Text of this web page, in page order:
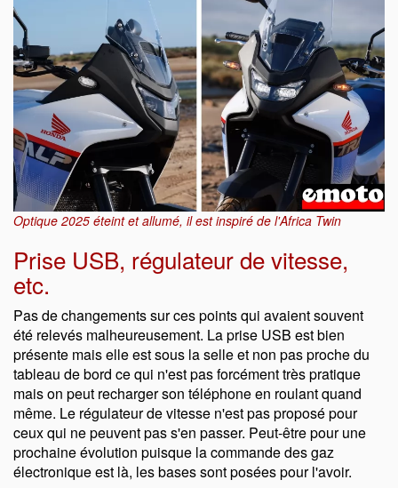
Optique 2025 éteint et allumé, il est inspiré de l'Africa Twin
Prise USB, régulateur de vitesse,
etc.
Pas de changements sur ces points qui avaient souvent
été relevés malheureusement. La prise USB est bien
présente mais elle est sous la selle et non pas proche du
tableau de bord ce qui n'est pas forcément très pratique
mais on peut recharger son téléphone en roulant quand
même. Le régulateur de vitesse n'est pas proposé pour
ceux qui ne peuvent pas s'en passer. Peut-être pour une
prochaine évolution puisque la commande des gaz
électronique est là, les bases sont posées pour l'avoir.